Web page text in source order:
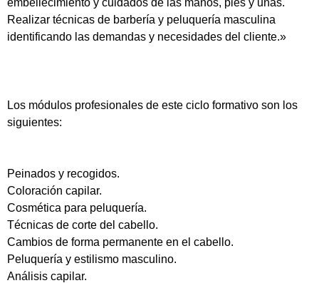
Realizar técnicas de barbería y peluquería masculina
identificando las demandas y necesidades del cliente.»
Los módulos profesionales de este ciclo formativo son los
siguientes:
Peinados y recogidos.
Coloración capilar.
Cosmética para peluquería.
Técnicas de corte del cabello.
Cambios de forma permanente en el cabello.
Peluquería y estilismo masculino.
Análisis capilar.